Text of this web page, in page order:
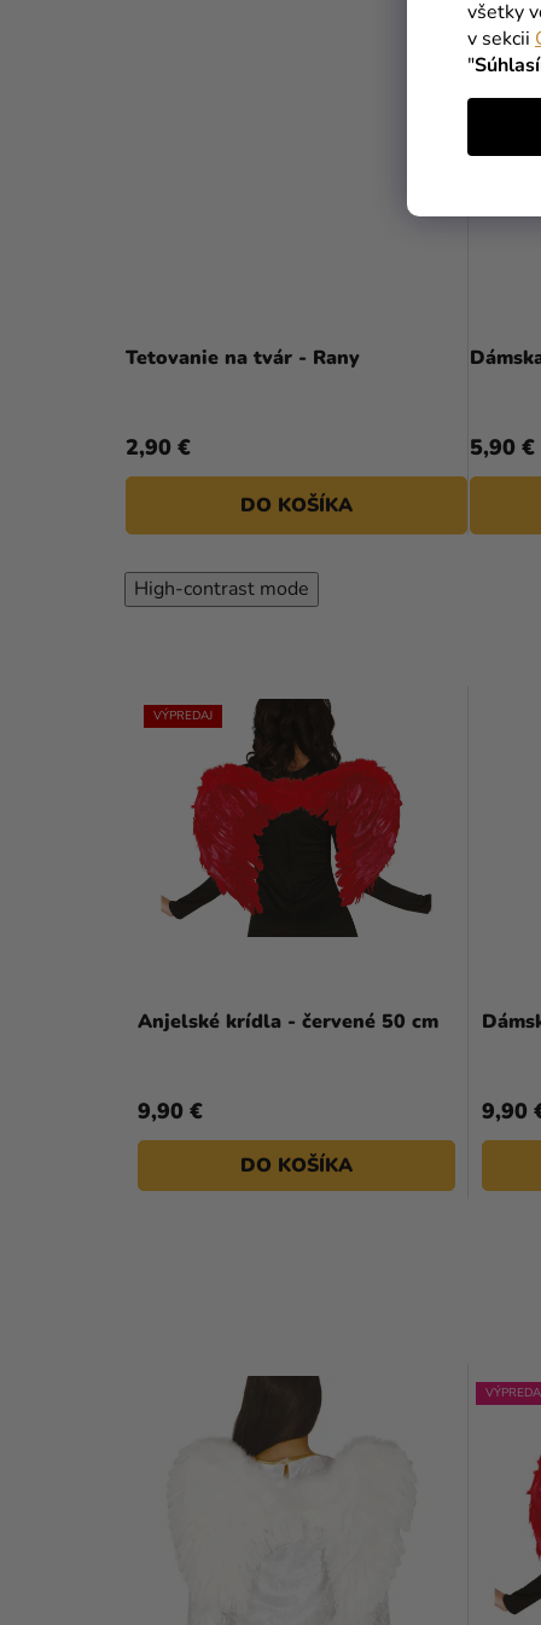
všetky
v sekcii
"
Tetovanie na tvár - Rany
2,90 €
DO KOŠÍKA
5,90 €
High-contrast mode
VÝPREDAJ
Anjelské krídla - červené 50 cm
9,90 €
DO KOŠÍKA
9,90